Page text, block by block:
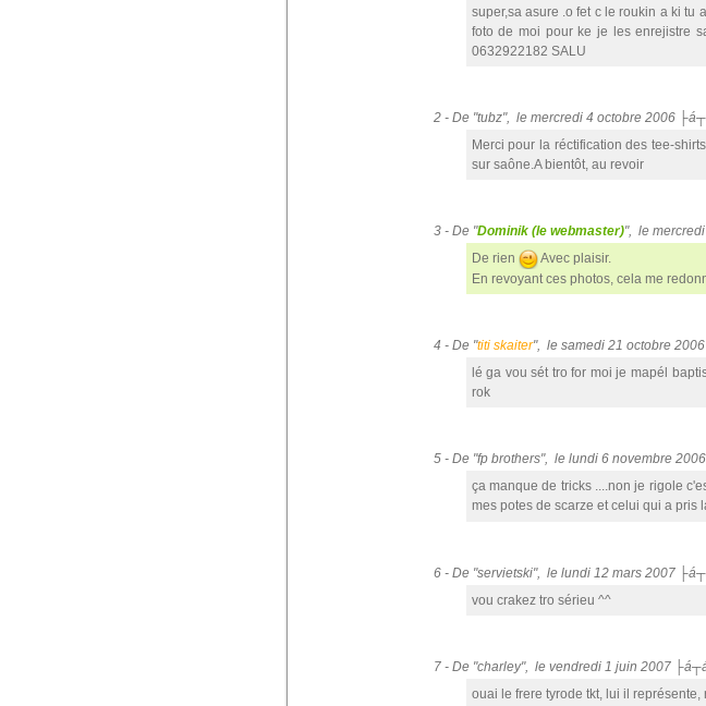
super,sa asure .o fet c le roukin a ki tu
foto de moi pour ke je les enrejistre
0632922182 SALU
2 - De "tubz", le mercredi 4 octobre 2006
Merci pour la réctification des tee-
sur saône.A bientôt, au revoir
3 - De "Dominik (le webmaster)", le
De rien
Avec plaisir.
En revoyant ces photos, cela me
4 - De "titi skaiter", le samedi 21 octobre
lé ga vou sét tro for moi je mapél
rok
5 - De "fp brothers", le lundi 6 novembre
ça manque de tricks ....non je rigole
mes potes de scarze et celui qui a
6 - De "servietski", le lundi 12 mars 2007
vou crakez tro sérieu ^^
7 - De "charley", le vendredi 1 juin 2007
ouai le frere tyrode tkt, lui il représente,